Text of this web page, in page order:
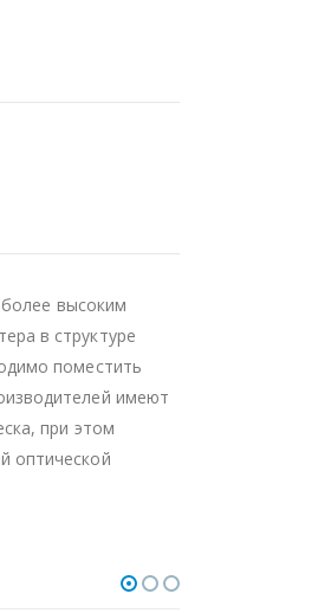
высоким
в структуре
поместить
имеют
при этом
оптической